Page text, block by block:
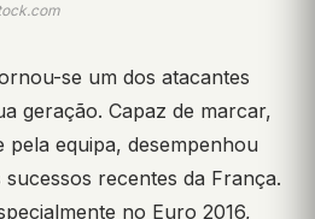
se um dos atacantes
geração. Capaz de marcar,
pela equipa, desempenhou
recentes da França.
no Euro 2016,